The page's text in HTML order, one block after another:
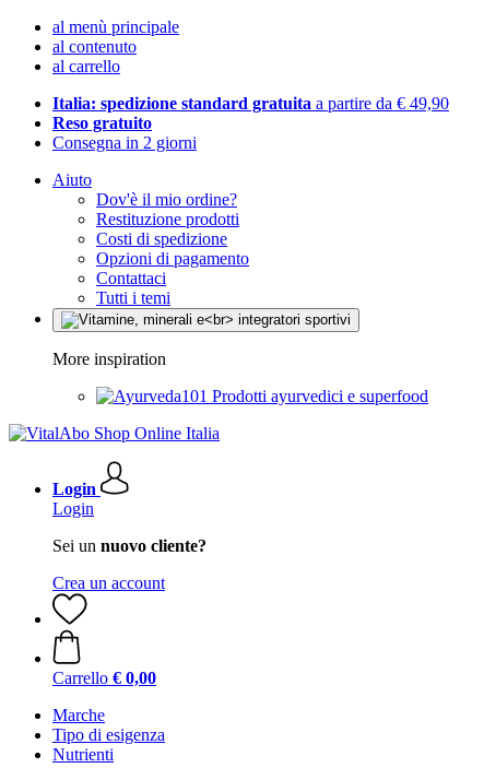
al menù principale
al contenuto
al carrello
Italia: spedizione standard gratuita a partire da € 49,90
Reso gratuito
Consegna in 2 giorni
Aiuto
Dov'è il mio ordine?
Restituzione prodotti
Costi di spedizione
Opzioni di pagamento
Contattaci
Tutti i temi
More inspiration
Prodotti ayurvedici e superfood
Login
Login
Sei un nuovo cliente?
Crea un account
Carrello € 0,00
Marche
Tipo di esigenza
Nutrienti